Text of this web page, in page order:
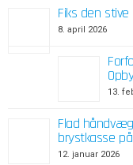
Fiks den
8. april 2026
13.
Flad
brystkasse
12. januar 2026